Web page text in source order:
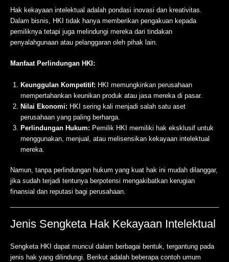
Hak kekayaan intelektual adalah pondasi inovasi dan kreativitas.
Dalam bisnis, HKI tidak hanya memberikan pengakuan kepada
pemiliknya tetapi juga melindungi mereka dari tindakan
penyalahgunaan atau pelanggaran oleh pihak lain.
Manfaat Perlindungan HKI:
Keunggulan Kompetitif: HKI memungkinkan perusahaan
mempertahankan keunikan produk atau jasa mereka di pasar.
Nilai Ekonomi: HKI sering kali menjadi salah satu aset
perusahaan yang paling berharga.
Perlindungan Hukum: Pemilik HKI memiliki hak eksklusif untuk
menggunakan, menjual, atau melisensikan kekayaan intelektual
mereka.
Namun, tanpa perlindungan hukum yang kuat hak ini mudah dilanggar,
jika sudah terjadi tentunya berpotensi mengakibatkan kerugian
finansial dan reputasi bagi perusahaan.
Jenis Sengketa Hak Kekayaan Intelektual
Sengketa HKI dapat muncul dalam berbagai bentuk, tergantung pada
jenis hak yang dilindungi. Berikut adalah beberapa contoh umum